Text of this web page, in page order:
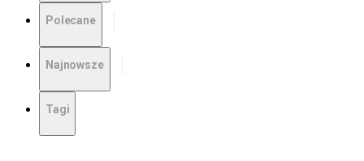
Polecane
Najnowsze
Tagi